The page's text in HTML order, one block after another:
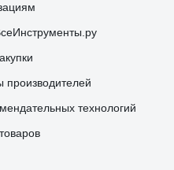
технологий